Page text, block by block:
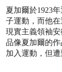
夏加爾於1923
子運動，而他
現實主義領袖安
品像夏加爾的
加入運動，但遭